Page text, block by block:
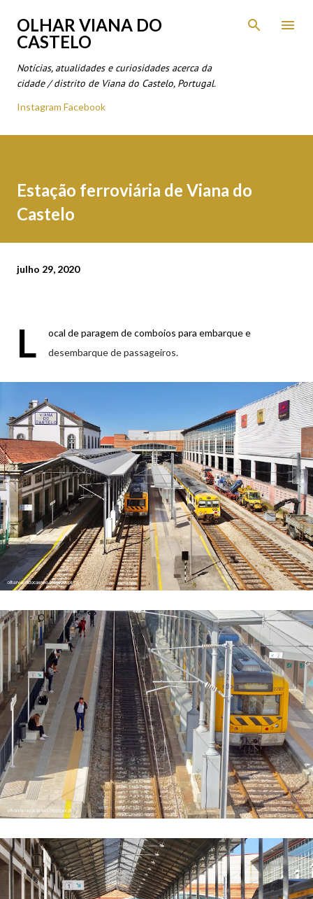
Avançar para o conteúdo principal
OLHAR VIANA DO
CASTELO
Notícias, atualidades e curiosidades acerca da
cidade / distrito de Viana do Castelo, Portugal.
Instagram Facebook
Estação ferroviária de Viana do
Castelo
julho 29, 2020
L
ocal de paragem de comboios para embarque e
desembarque de passageiros.